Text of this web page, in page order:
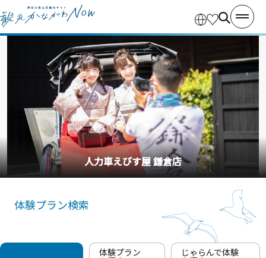
釣り船・丸十丸
体験プラン検索
体験プラン じゃらんで体験